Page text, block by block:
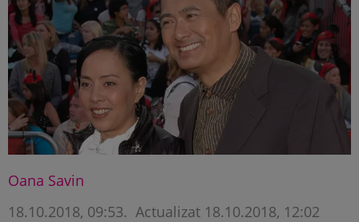
Oana Savin
18.10.2018, 09:53. Actualizat 18.10.2018, 12:02